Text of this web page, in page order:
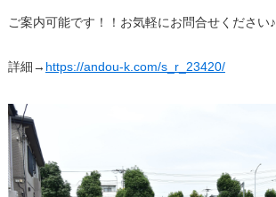
ご案内可能です！！お気軽にお問合せください♪
詳細→ https://andou-k.com/s_r_23420/